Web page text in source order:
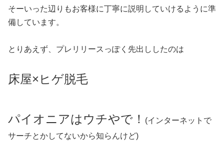
そーいった辺りもお客様に丁寧に説明していけるように準
備しています。
とりあえず、プレリリースっぽく先出ししたのは
床屋×ヒゲ脱毛
パイオニアはウチやで！
(インターネットで
サーチとかしてないから知らんけど)